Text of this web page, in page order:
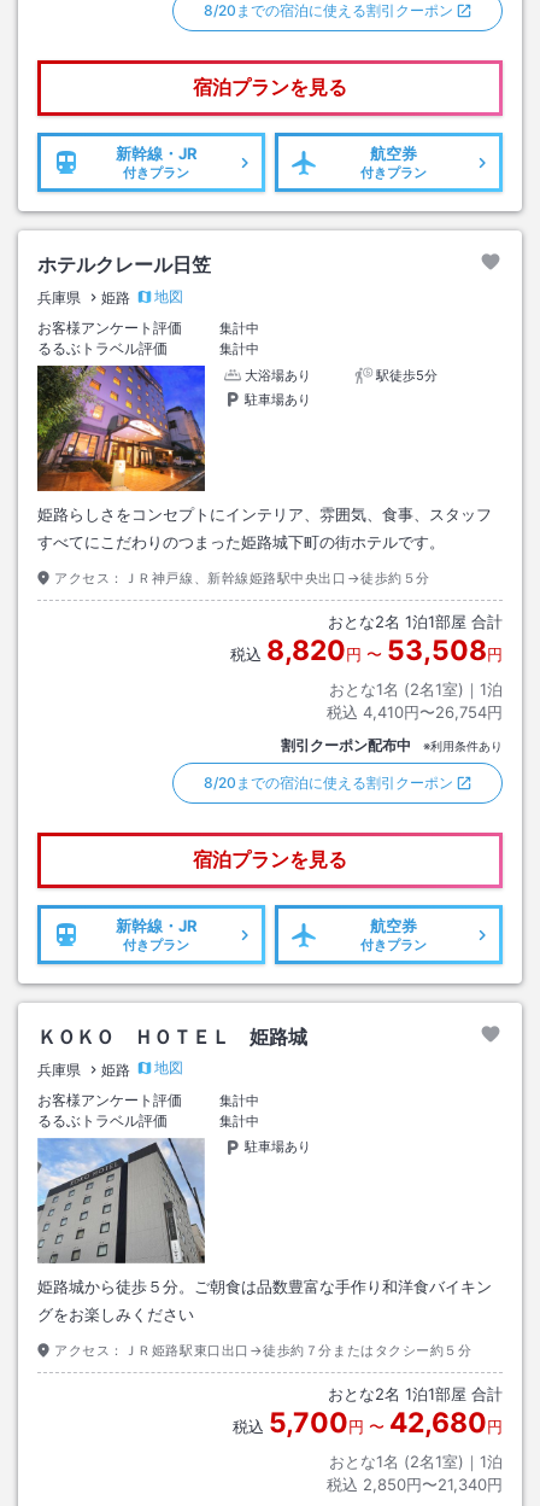
8/20までの宿泊に使える割引クーポン
宿泊プランを見る
新幹線・JR
付きプラン
航空券
付きプラン
ホテルクレール日笠
兵庫県 姫路
地図
お客様アンケート評価
集計中
るるぶトラベル評価
集計中
大浴場あり
駅徒歩5分
駐車場あり
姫路らしさをコンセプトにインテリア、雰囲気、食事、スタッフ
すべてにこだわりのつまった姫路城下町の街ホテルです。
アクセス： ＪＲ神戸線、新幹線姫路駅中央出口→徒歩約５分
おとな2名 1泊1部屋 合計
税込 8,820円 〜 53,508円
おとな1名 (2名1室)｜ 1泊
税込 4,410円〜26,754円
割引クーポン配布中 ※利用条件あり
8/20までの宿泊に使える割引クーポン
宿泊プランを見る
新幹線・JR
付きプラン
航空券
付きプラン
ＫＯＫＯ ＨＯＴＥＬ 姫路城
兵庫県 姫路
地図
お客様アンケート評価
集計中
るるぶトラベル評価
集計中
駐車場あり
姫路城から徒歩５分。ご朝食は品数豊富な手作り和洋食バイキン
グをお楽しみください
アクセス： ＪＲ姫路駅東口出口→徒歩約７分またはタクシー約５分
おとな2名 1泊1部屋 合計
税込 5,700円 〜 42,680円
おとな1名 (2名1室)｜ 1泊
税込 2,850円〜21,340円